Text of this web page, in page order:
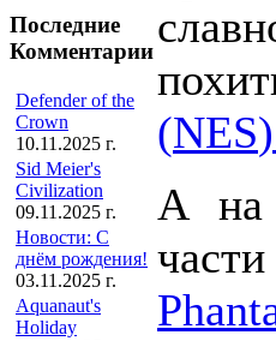
Последние
Комментарии
Defender of the
Crown
10.11.2025 г.
Sid Meier's
Civilization
09.11.2025 г.
Новости: С
днём рождения!
03.11.2025 г.
Aquanaut's
Holiday
(NES
А на